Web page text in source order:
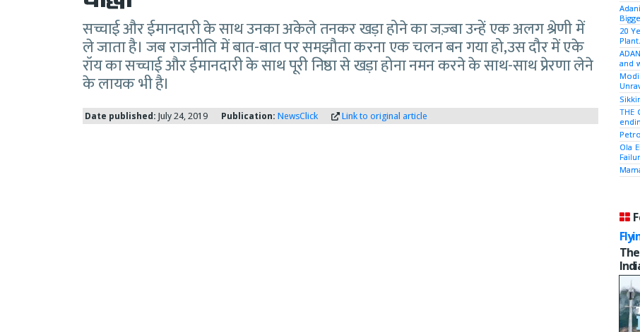
सच्चाई और ईमानदारी के साथ उनका अकेले तनकर खड़ा होने का जज़्बा उन्हें एक अलग श्रेणी में
ले जाता है। जब राजनीति में बात-बात पर समझौता करना एक चलन बन गया हो,उस दौर में एके
रॉय का सच्चाई और ईमानदारी के साथ पूरी निष्ठा से खड़ा होना नमन करने के साथ-साथ प्रेरणा लेने
के लायक भी है।
Date published: July 24, 2019 Publication: NewsClick Link to original article
20
and
THE
Ola